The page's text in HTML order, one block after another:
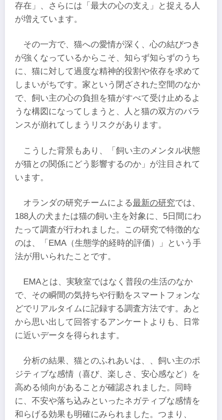
存在」、さらには「最大の心の支え」と捉える人
が増えています。
その一方で、猫への愛情が深く、心の結びつき
が強くなっているからこそ、知らず知らずのうち
に、猫に対して過度な精神的役割や依存を求めて
しまいがちです。家という閉ざされた空間のなか
で、飼い主の心の負担を猫がすべて受け止めるよ
うな構図になってしまうと、人と猫の双方のバラ
ンスが崩れてしまうリスクがあります。
こうした背景もあり、「飼い主のメンタル状態
が猫との関係にどう影響するのか」が注目されて
います。
オランダの研究チームによる最新の研究では、
188人の犬または猫の飼い主を対象に、5日間にわ
たって調査が行われました。この研究で特徴的な
のは、「EMA（生態学的経時的評価）」という手
法が用いられたことです。
EMAとは、実験室ではなく普段の生活のなか
で、その瞬間の気持ちや行動をスマートフォンな
どでリアルタイムに記録する調査方法です。あと
から思い出して回答するアンケートよりも、日常
に近いデータを得られます。
分析の結果、猫とのふれあいは、、飼い主のポ
ジティブな感情（喜び、楽しさ、安心感など）を
高める傾向があることが確認されました。同時
に、不安や落ち込みといったネガティブな感情を
和らげる効果も明確にみられました。つまり、